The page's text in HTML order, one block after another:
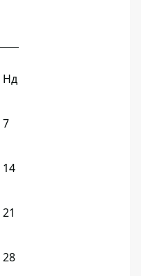
Нд
7
14
21
28